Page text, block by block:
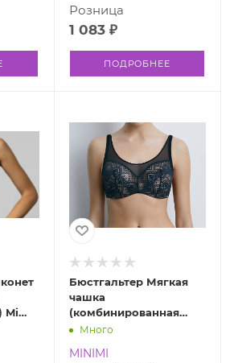
1 083 ₽
Розница
ПОДРОБНЕЕ
Mi
Бюстгальтер Мягкая
чашка
(комбинированная
сеткой полупоролон)
Много
MINIMI